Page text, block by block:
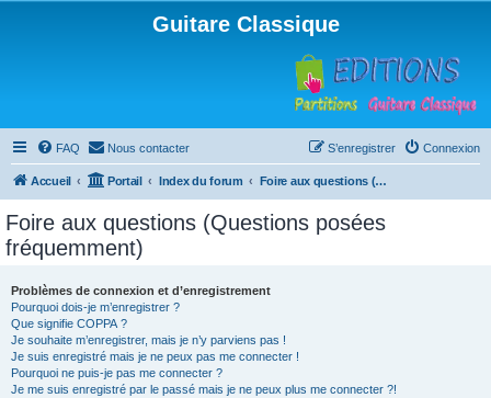
Guitare Classique
FAQ Nous contacter Connexion
S’enregistrer
Accueil Portail Index du forum Foire aux questions (Questions posées fréquemment)
Foire aux questions (Questions posées
fréquemment)
Problèmes de connexion et d’enregistrement
Pourquoi dois-je m’enregistrer ?
Que signifie COPPA ?
Je souhaite m’enregistrer, mais je n’y parviens pas !
Je suis enregistré mais je ne peux pas me connecter !
Pourquoi ne puis-je pas me connecter ?
Je me suis enregistré par le passé mais je ne peux plus me connecter ?!